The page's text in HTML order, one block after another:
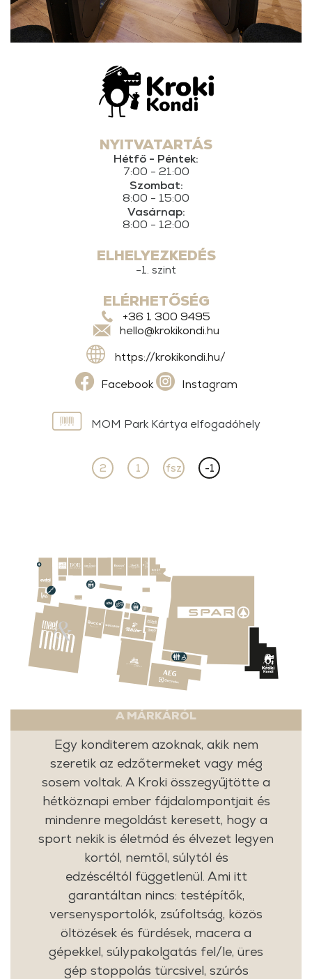
NYITVATARTÁS
Hétfő - Péntek:
7:00 - 21:00
Szombat:
8:00 - 15:00
Vasárnap:
8:00 - 12:00
ELHELYEZKEDÉS
-1. szint
ELÉRHETŐSÉG
+36 1 300 9495
hello@krokikondi.hu
https://krokikondi.hu/
Facebook
Instagram
MOM Park Kártya elfogadóhely
2 1 fsz -1
A MÁRKÁRÓL
Egy konditerem azoknak, akik nem
szeretik az edzőtermeket vagy még
sosem voltak. A Kroki összegyűjtötte a
hétköznapi ember fájdalompontjait és
mindenre megoldást keresett, hogy a
sport nekik is életmód és élvezet legyen
kortól, nemtől, súlytól és
edzéscéltól függetlenül. Ami itt
garantáltan nincs: testépítők,
versenysportolók, zsúfoltság, közös
öltözések és fürdések, macera a
gépekkel, súlypakolgatás fel/le, üres
gép stoppolás türcsivel, szúrós